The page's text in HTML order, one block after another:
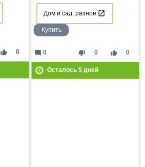
thumb_up 0
Дом и сад, разное
Купить
thumb_down 0 thumb_up 0
mode_comment 0
Осталось 5дней